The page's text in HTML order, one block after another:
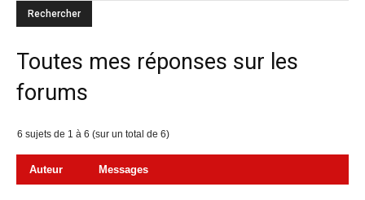
Toutes mes réponses sur les
forums
6 sujets de 1 à 6 (sur un total de 6)
Auteur Messages